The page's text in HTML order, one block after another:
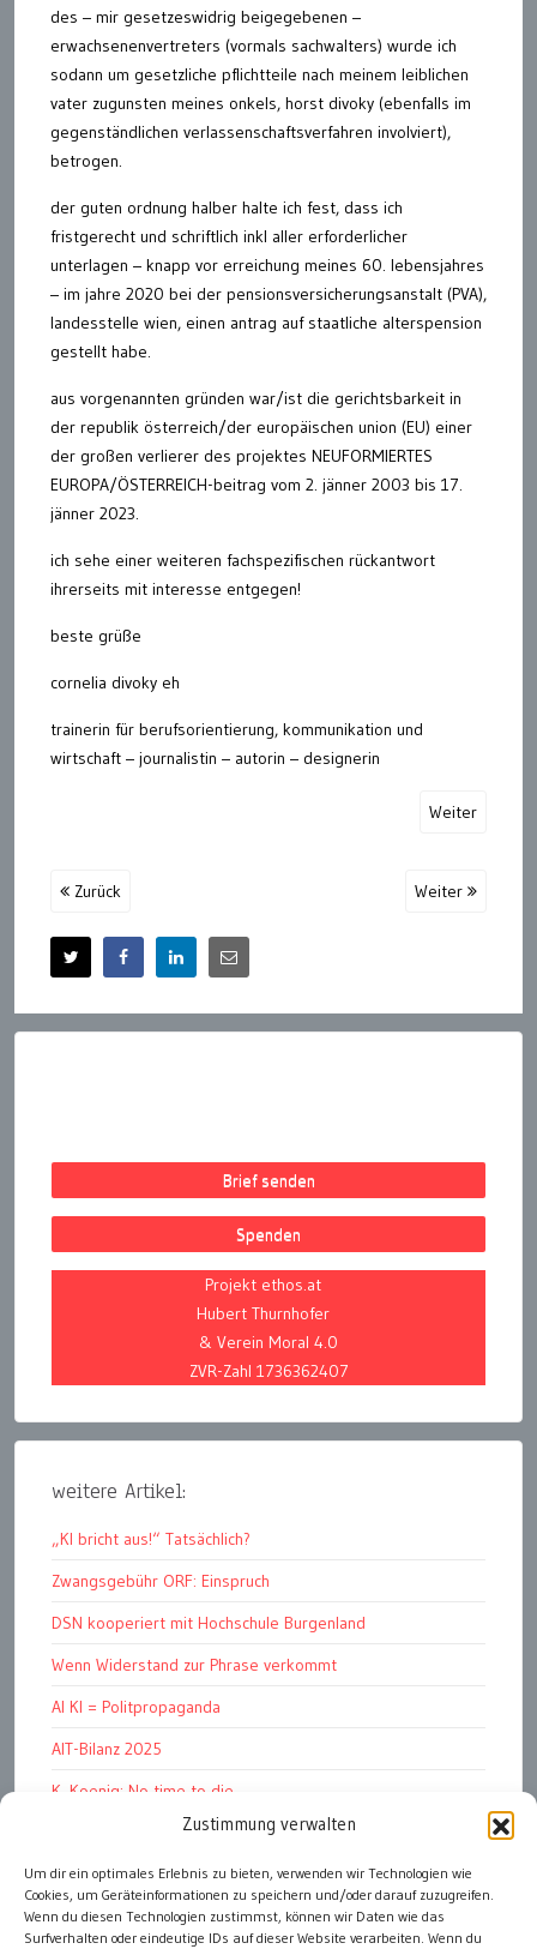
Zustimmung verwalten
Um dir ein optimales Erlebnis zu bieten, verwenden wir Technologien wie
Cookies, um Geräteinformationen zu speichern und/oder darauf zuzugreifen.
Wenn du diesen Technologien zustimmst, können wir Daten wie das
Surfverhalten oder eindeutige IDs auf dieser Website verarbeiten. Wenn du
des – mir gesetzeswidrig beigegebenen –
erwachsenenvertreters (vormals sachwalters) wurde ich
sodann um gesetzliche pflichtteile nach meinem leiblichen
vater zugunsten meines onkels, horst divoky (ebenfalls im
gegenständlichen verlassenschaftsverfahren involviert),
betrogen.
der guten ordnung halber halte ich fest, dass ich
fristgerecht und schriftlich inkl aller erforderlicher
unterlagen – knapp vor erreichung meines 60. lebensjahres
– im jahre 2020 bei der pensionsversicherungsanstalt (PVA),
landesstelle wien, einen antrag auf staatliche alterspension
gestellt habe.
aus vorgenannten gründen war/ist die gerichtsbarkeit in
der republik österreich/der europäischen union (EU) einer
der großen verlierer des projektes NEUFORMIERTES
EUROPA/ÖSTERREICH-beitrag vom 2. jänner 2003 bis 17.
jänner 2023.
ich sehe einer weiteren fachspezifischen rückantwort
ihrerseits mit interesse entgegen!
beste grüße
cornelia divoky eh
trainerin für berufsorientierung, kommunikation und
wirtschaft – journalistin – autorin – designerin
Weiter
Zurück Weiter
Brief senden
Spenden
Projekt ethos.at
Hubert Thurnhofer
& Verein Moral 4.0
ZVR-Zahl 1736362407
weitere Artikel:
„KI bricht aus!“ Tatsächlich?
Zwangsgebühr ORF: Einspruch
DSN kooperiert mit Hochschule Burgenland
Wenn Widerstand zur Phrase verkommt
AI KI = Politpropaganda
AIT-Bilanz 2025
K. Koenig: No time to die
Hinschauen statt Wegschauen
EMRK Art. 15: „das Leben der Nation“
Pressfreedom Report ignoriert EU-Sanktionen